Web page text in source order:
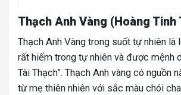
Thạch Anh Vàng (Hoàng Tinh
Thạch Anh Vàng trong suốt tự nhiên là
rất hiếm trong tự nhiên và được mệnh
Tài Thạch”. Thạch Anh vàng có nguồn
từ mẹ thiên nhiên với sắc màu chói